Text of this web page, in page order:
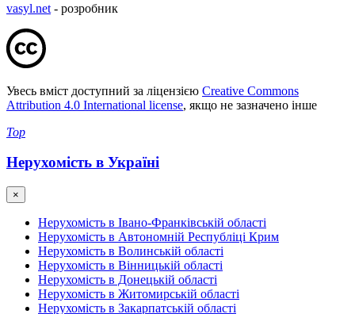
vasyl.net - розробник
Увесь вміст доступний за ліцензією Creative Commons
Attribution 4.0 International license, якщо не зазначено інше
Top
Нерухомість в Україні
×
Нерухомість в Івано-Франківській області
Нерухомість в Автономній Республіці Крим
Нерухомість в Волинській області
Нерухомість в Вінницькій області
Нерухомість в Донецькій області
Нерухомість в Житомирській області
Нерухомість в Закарпатській області